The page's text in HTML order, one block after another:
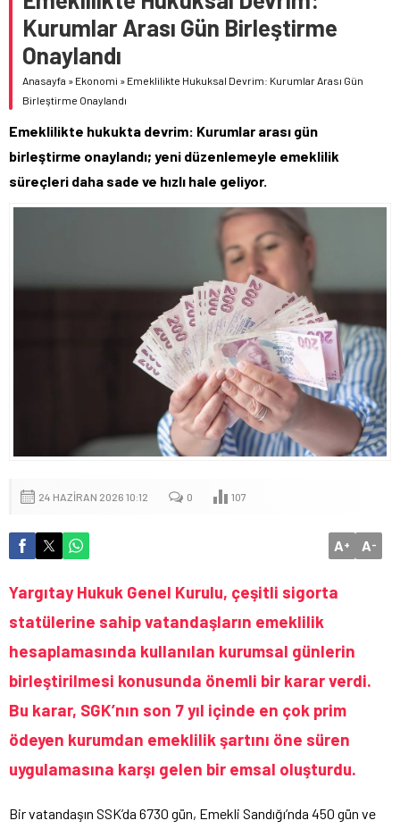
Kurumlar Arası Gün Birleştirme
Onaylandı
Anasayfa » Ekonomi » Emeklilikte Hukuksal Devrim: Kurumlar Arası Gün
Birleştirme Onaylandı
Emeklilikte hukukta devrim: Kurumlar arası gün
birleştirme onaylandı; yeni düzenlemeyle emeklilik
süreçleri daha sade ve hızlı hale geliyor.
24 HAZIRAN 2026 10:12 0 107
A+ A-
Yargıtay Hukuk Genel Kurulu, çeşitli sigorta
statülerine sahip vatandaşların emeklilik
hesaplamasında kullanılan kurumsal günlerin
birleştirilmesi konusunda önemli bir karar verdi.
Bu karar, SGK’nın son 7 yıl içinde en çok prim
ödeyen kurumdan emeklilik şartını öne süren
uygulamasına karşı gelen bir emsal oluşturdu.
Bir vatandaşın SSK’da 6730 gün, Emekli Sandığı’nda 450 gün ve